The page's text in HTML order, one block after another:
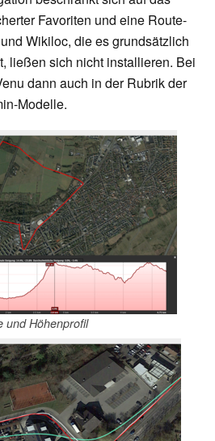
Favoriten und eine Route-
Wikiloc, die es grundsätzlich
ließen sich nicht installieren. Bei
dann auch in der Rubrik der
Modelle.
und Höhenprofil